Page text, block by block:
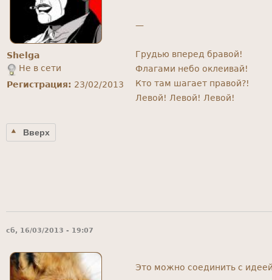
Shelga
Не в сети
Регистрация: 23/02/2013
—
Грудью вперед бравой!
Флагами небо оклеивай!
Кто там шагает правой?!
Левой! Левой! Левой!
Вверх
сб, 16/03/2013 - 19:07
Это можно соединить с